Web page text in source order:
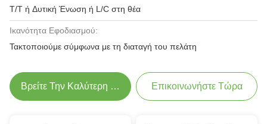
T/T ή Δυτική Ένωση ή L/C στη θέα
Ικανότητα Εφοδιασμού:
Τακτοποιούμε σύμφωνα με τη διαταγή του πελάτη
Βρείτε Την Καλύτερη Τιμή Επικοινωνήστε Τώρα